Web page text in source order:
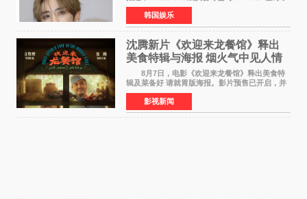
专属合约。AT AREA是由知名制作人组合
Groovy Room创立的hip-hop厂牌，旗下拥有多
位实力派音乐人，在韩
韩国娱乐
沈腾新片《欢迎来龙餐馆》释出
美食特辑与海报 烟火气中见人情
温暖
8月7日，电影《欢迎来龙餐馆》释出美食特
辑及菜备好 请就胃版海报。影片预售已开启，并
将于8月8日至10日14:00-21:00举行全国超前点
映。电影《欢迎来龙餐馆》作为战争美食喜剧大
片，讲述了中国
影视新闻